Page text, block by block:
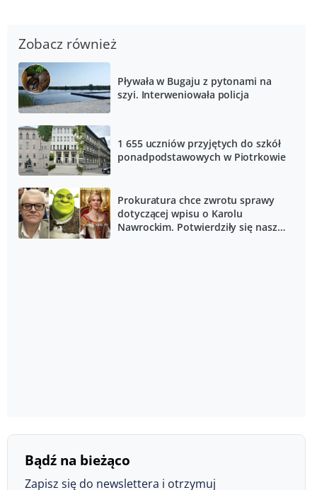
Zobacz również
Pływała w Bugaju z pytonami na
szyi. Interweniowała policja
1 655 uczniów przyjętych do szkół
ponadpodstawowych w Piotrkowie
Prokuratura chce zwrotu sprawy
dotyczącej wpisu o Karolu
Nawrockim. Potwierdziły się nasze
Bądź na bieżąco
Zapisz się do newslettera i otrzymuj